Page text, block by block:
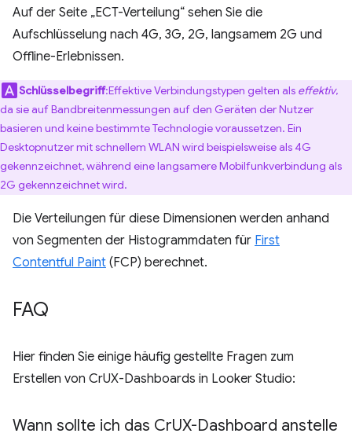
Auf der Seite „ECT-Verteilung“ sehen Sie die
Aufschlüsselung nach 4G, 3G, 2G, langsamem 2G und
Offline-Erlebnissen.
Schlüsselbegriff:Effektive Verbindungstypen gelten als effektiv,
da sie auf Bandbreitenmessungen auf den Geräten der Nutzer
basieren und keine bestimmte Technologie voraussetzen. Ein
Desktopnutzer mit schnellem WLAN wird beispielsweise als 4G
gekennzeichnet, während eine langsamere Mobilfunkverbindung als
2G gekennzeichnet wird.
Die Verteilungen für diese Dimensionen werden anhand
von Segmenten der Histogrammdaten für First
Contentful Paint (FCP) berechnet.
FAQ
Hier finden Sie einige häufig gestellte Fragen zum
Erstellen von CrUX-Dashboards in Looker Studio:
Wann sollte ich das CrUX-Dashboard anstelle